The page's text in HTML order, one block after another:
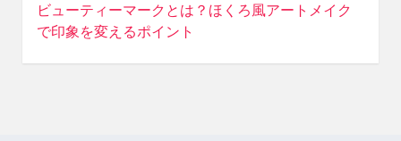
ビューティーマークとは？ほくろ風アートメイク
で印象を変えるポイント